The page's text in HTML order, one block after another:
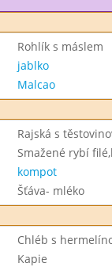
Rohlík s máslem
jablko
Malcao
Rajská s
Smažené rybí
kompot
Šťáva- mléko
Chléb s
Kapie